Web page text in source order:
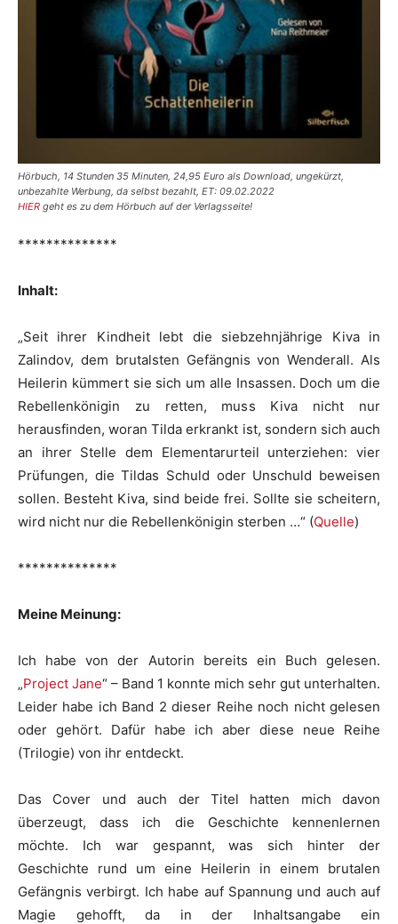
Hörbuch, 14 Stunden 35 Minuten, 24,95 Euro als Download, ungekürzt,
unbezahlte Werbung, da selbst bezahlt, ET: 09.02.2022
HIER geht es zu dem Hörbuch auf der Verlagsseite!
**************
Inhalt:
„Seit ihrer Kindheit lebt die siebzehnjährige Kiva in
Zalindov, dem brutalsten Gefängnis von Wenderall. Als
Heilerin kümmert sie sich um alle Insassen. Doch um die
Rebellenkönigin zu retten, muss Kiva nicht nur
herausfinden, woran Tilda erkrankt ist, sondern sich auch
an ihrer Stelle dem Elementarurteil unterziehen: vier
Prüfungen, die Tildas Schuld oder Unschuld beweisen
sollen. Besteht Kiva, sind beide frei. Sollte sie scheitern,
wird nicht nur die Rebellenkönigin sterben …“ (Quelle)
**************
Meine Meinung:
Ich habe von der Autorin bereits ein Buch gelesen.
„Project Jane“ – Band 1 konnte mich sehr gut unterhalten.
Leider habe ich Band 2 dieser Reihe noch nicht gelesen
oder gehört. Dafür habe ich aber diese neue Reihe
(Trilogie) von ihr entdeckt.
Das Cover und auch der Titel hatten mich davon
überzeugt, dass ich die Geschichte kennenlernen
möchte. Ich war gespannt, was sich hinter der
Geschichte rund um eine Heilerin in einem brutalen
Gefängnis verbirgt. Ich habe auf Spannung und auch auf
Magie gehofft, da in der Inhaltsangabe ein